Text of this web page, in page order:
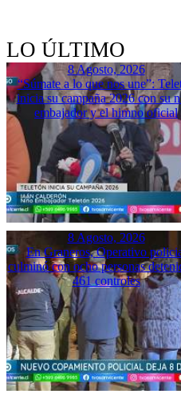
LO ÚLTIMO
8 Agosto, 2026
“Súmate a lo que nos une”:
inicia su campaña 2026 con su
embajador y el himno oficial
8 Agosto, 2026
En Graneros, Operativo
culminó con ocho personas
461 controles